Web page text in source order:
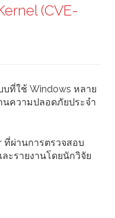
(CVE-
บที่ใช้ Windows หลาย
นความปลอดภัยประจำ
ที่ผ่านการตรวจสอบ
ะรายงานโดยนักวิจัย